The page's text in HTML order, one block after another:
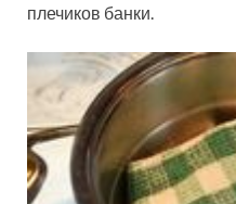
плечиков банки.